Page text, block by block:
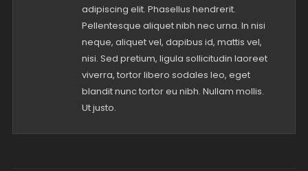
adipiscing elit. Phasellus hendrerit.
Pellentesque aliquet nibh nec urna. In nisi
neque, aliquet vel, dapibus id, mattis vel,
nisi. Sed pretium, ligula sollicitudin laoreet
viverra, tortor libero sodales leo, eget
blandit nunc tortor eu nibh. Nullam mollis.
Ut justo.